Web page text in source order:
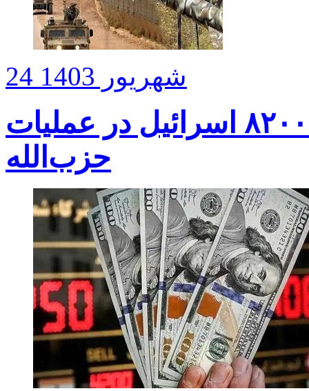
24 شهریور 1403
تأیید تلفات جانی سنگین یگان ۸۲۰۰ اسرائیل در عملیات
حزب‌الله